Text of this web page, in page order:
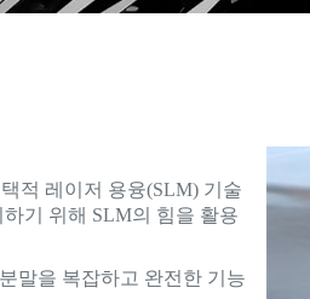
적 레이저 용융(SLM) 기술
기 위해 SLM의 힘을 활용
말을 복잡하고 완전한 기능